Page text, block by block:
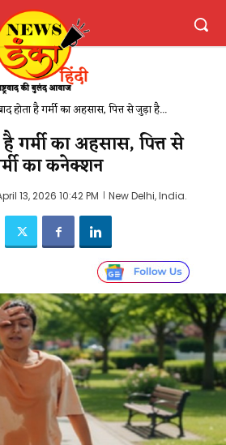
होता है गर्मी का अहसास, पित्त से जुड़ा है...
गर्मी का अहसास, पित्त से
का कनेक्शन
13, 2026 10:42 PM New Delhi, India.